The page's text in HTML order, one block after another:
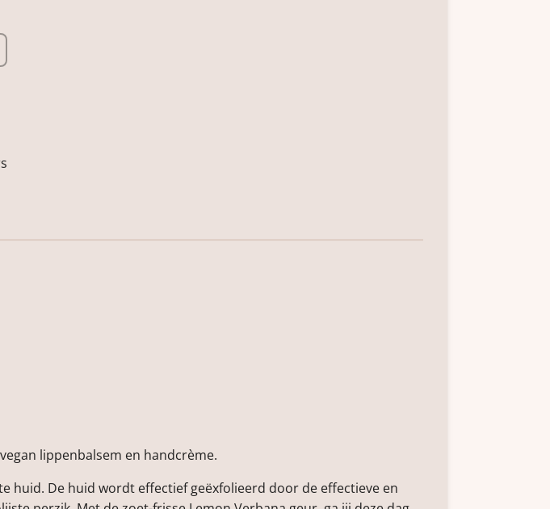
lippenbalsem en handcrème.
huid. De huid wordt effectief geëxfolieerd door de effectieve en